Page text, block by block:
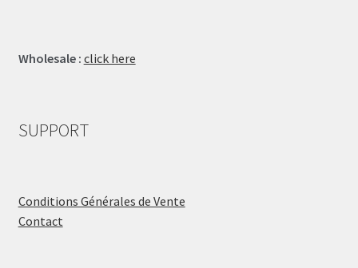
Wholesale : click here
SUPPORT
Conditions Générales de Vente
Contact